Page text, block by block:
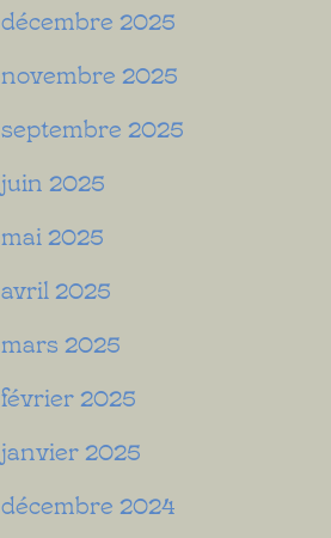
décembre 2025
novembre 2025
septembre 2025
juin 2025
mai 2025
avril 2025
mars 2025
février 2025
janvier 2025
décembre 2024